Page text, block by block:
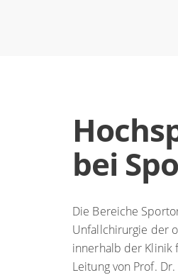
bei
Die Bereiche
Unfallchirurgie der
innerhalb der Klinik
Leitung von Prof.